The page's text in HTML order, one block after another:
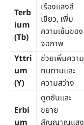
Terb
ium
(Tb)
เรืองแสงสี
เขียว, เพิ่ม
ความเข้มของ
จอภาพ
Yttri
um
(Y)
ช่วยเพิ่มความ
ทนทานและ
ความสว่าง
Erbi
um
ดูดซับและ
ขยาย
สัญญาณแสง